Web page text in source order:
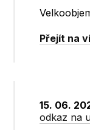
Přejít na
15. 06.
odkaz na